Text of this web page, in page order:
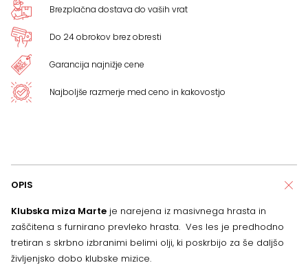
Brezplačna dostava do vaših vrat
Do 24 obrokov brez obresti
Garancija najnižje cene
Najboljše razmerje med ceno in kakovostjo
OPIS
Klubska miza Marte je narejena iz masivnega hrasta in
zaščitena s furnirano prevleko hrasta. Ves les je predhodno
tretiran s skrbno izbranimi belimi olji, ki poskrbijo za še daljšo
življenjsko dobo klubske mizice.